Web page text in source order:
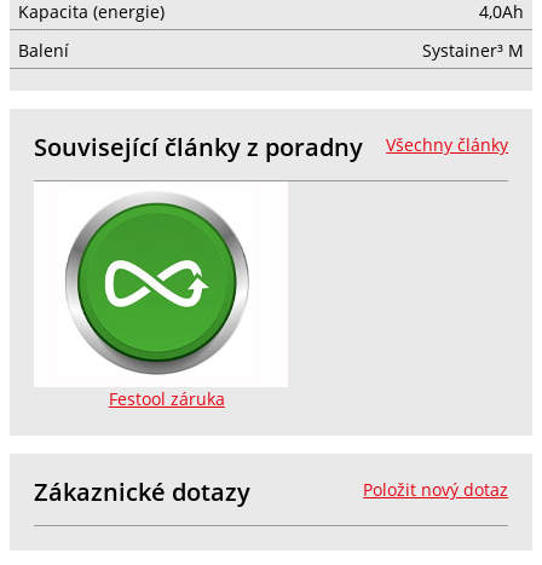
Kapacita (energie)
4,0Ah
Balení
Systainer³ M
Všechny články
Související články z poradny
Festool záruka
Položit nový dotaz
Zákaznické dotazy